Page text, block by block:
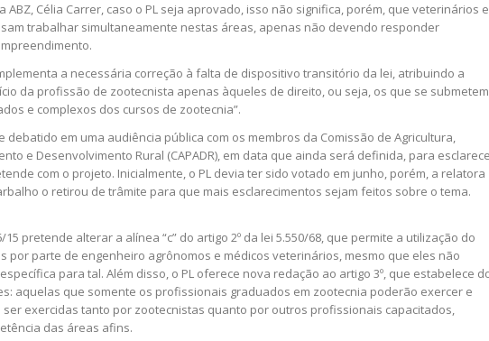
ABZ, Célia Carrer, caso o PL seja aprovado, isso não significa, porém, que veterinários e
trabalhar simultaneamente nestas áreas, apenas não devendo responder
a necessária correção à falta de dispositivo transitório da lei, atribuindo a
da profissão de zootecnista apenas àqueles de direito, ou seja, os que se submetem
e complexos dos cursos de zootecnia”.
debatido em uma audiência pública com os membros da Comissão de Agricultura,
e Desenvolvimento Rural (CAPADR), em data que ainda será definida, para
com o projeto. Inicialmente, o PL devia ter sido votado em junho, porém, a relatora
o retirou de trâmite para que mais esclarecimentos sejam feitos sobre o tema.
15 pretende alterar a alínea “c” do artigo 2º da lei 5.550/68, que permite a utilização do
por parte de engenheiro agrônomos e médicos veterinários, mesmo que eles não
para tal. Além disso, o PL oferece nova redação ao artigo 3º, que estabelece
aquelas que somente os profissionais graduados em zootecnia poderão exercer e
exercidas tanto por zootecnistas quanto por outros profissionais capacitados,
das áreas afins.